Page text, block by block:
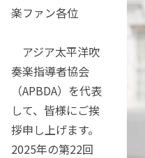
楽ファン各位
アジア太平洋吹
奏楽指導者協会
（APBDA）を代表
して、皆様にご挨
拶申し上げます。
2025年の第22回